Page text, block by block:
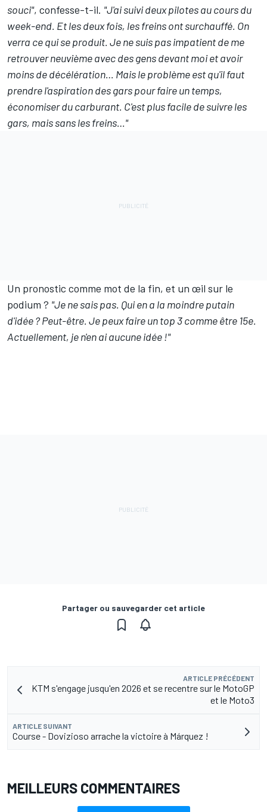
souci", confesse-t-il. "J'ai suivi deux pilotes au cours du
week-end. Et les deux fois, les freins ont surchauffé. On
verra ce qui se produit. Je ne suis pas impatient de me
retrouver neuvième avec des gens devant moi et avoir
moins de décélération… Mais le problème est qu'il faut
prendre l'aspiration des gars pour faire un temps,
économiser du carburant. C'est plus facile de suivre les
gars, mais sans les freins…"
Un pronostic comme mot de la fin, et un œil sur le
podium ? "Je ne sais pas. Qui en a la moindre putain
d'idée ? Peut-être. Je peux faire un top 3 comme être 15e.
Actuellement, je n'en ai aucune idée !"
Partager ou sauvegarder cet article
ARTICLE PRÉCÉDENT
KTM s'engage jusqu'en 2026 et se recentre sur le MotoGP
et le Moto3
ARTICLE SUIVANT
Course - Dovizioso arrache la victoire à Márquez !
MEILLEURS COMMENTAIRES